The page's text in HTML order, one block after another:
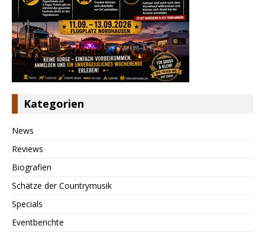
Kategorien
News
Reviews
Biografien
Schätze der Countrymusik
Specials
Eventberichte